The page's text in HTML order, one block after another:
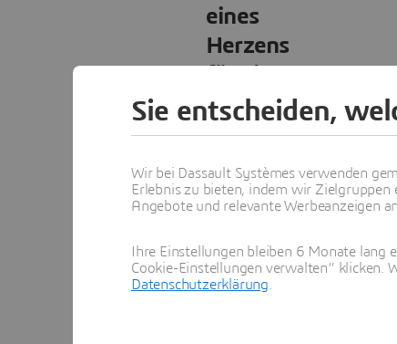
eines
Herzens
Kleinkind
mit HLHS
Mithilfe von
Formlabs Form 4
und dem von
unserem Partner
Sie entscheiden,
Wir bei Dassault Systèmes verwenden
Erlebnis zu bieten, indem wir
Angebote und relevante Werbeanzeigen
Ihre Einstellungen bleiben 6 Monate lang
Cookie-Einstellungen verwalten“ klicken.
Datenschutzerklärung